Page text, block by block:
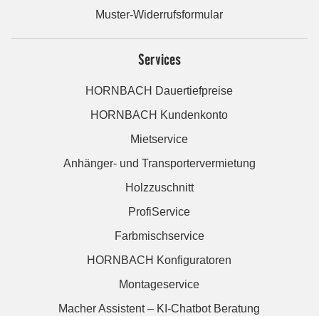
Muster-Widerrufsformular
Services
HORNBACH Dauertiefpreise
HORNBACH Kundenkonto
Mietservice
Anhänger- und Transportervermietung
Holzzuschnitt
ProfiService
Farbmischservice
HORNBACH Konfiguratoren
Montageservice
Macher Assistent – KI-Chatbot Beratung